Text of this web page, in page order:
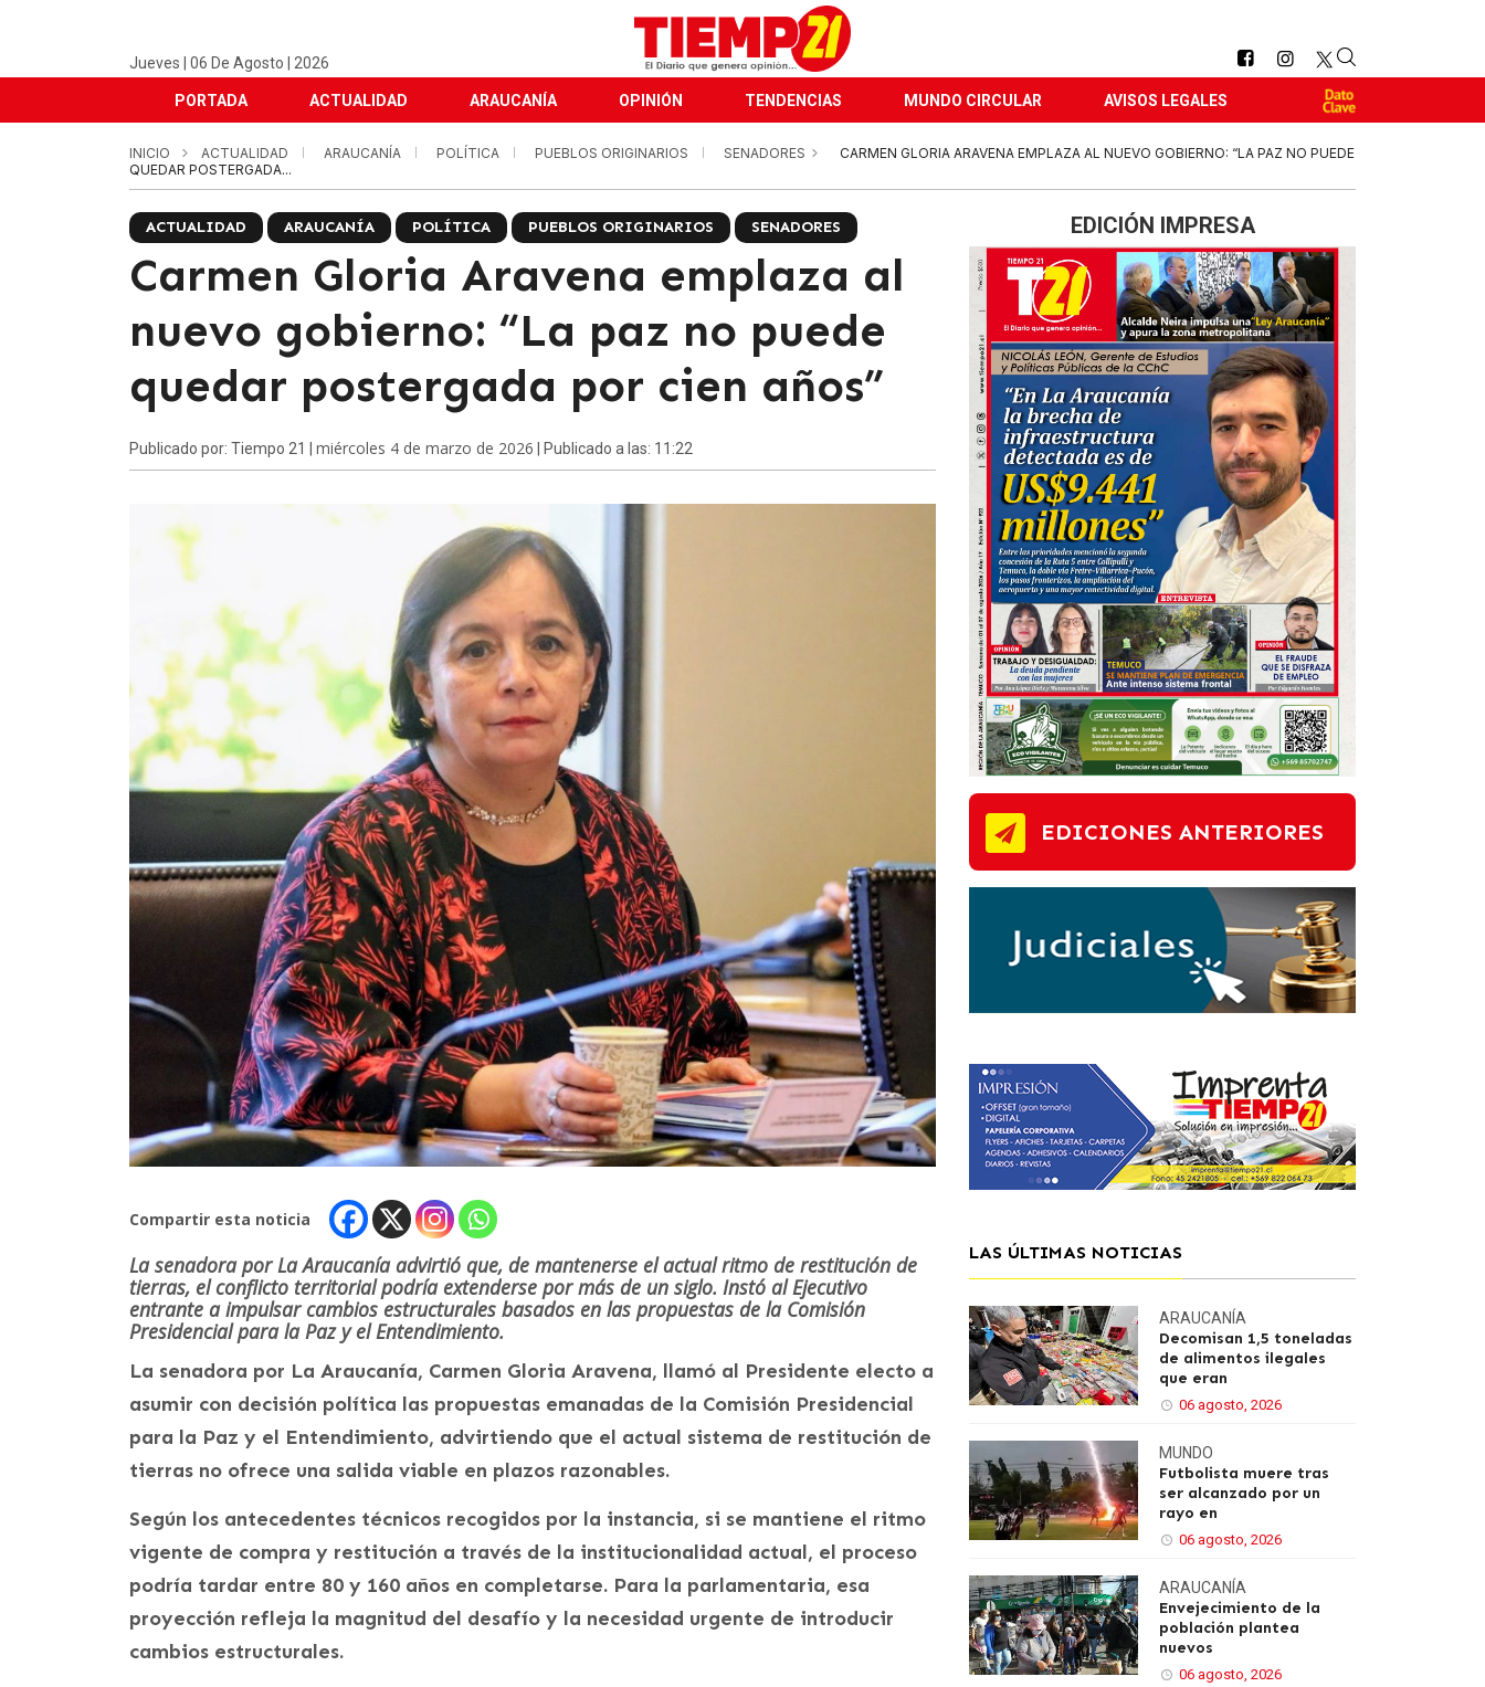
Jueves | 06 De Agosto | 2026
PORTADA ACTUALIDAD ARAUCANÍA OPINIÓN TENDENCIAS MUNDO CIRCULAR AVISOS LEGALES
INICIO ACTUALIDAD ARAUCANÍA POLÍTICA PUEBLOS ORIGINARIOS SENADORES
CARMEN GLORIA ARAVENA EMPLAZA AL NUEVO GOBIERNO: “LA PAZ NO PUEDE
QUEDAR POSTERGADA...
ACTUALIDAD ARAUCANÍA POLÍTICA PUEBLOS ORIGINARIOS SENADORES
Carmen Gloria Aravena emplaza al
nuevo gobierno: “La paz no puede
quedar postergada por cien años”
Publicado por: Tiempo 21 | miércoles 4 de marzo de 2026 | Publicado a las: 11:22
Compartir esta noticia
La senadora por La Araucanía advirtió que, de mantenerse el actual ritmo de restitución de
tierras, el conflicto territorial podría extenderse por más de un siglo. Instó al Ejecutivo
entrante a impulsar cambios estructurales basados en las propuestas de la Comisión
Presidencial para la Paz y el Entendimiento.
La senadora por La Araucanía, Carmen Gloria Aravena, llamó al Presidente electo a
asumir con decisión política las propuestas emanadas de la Comisión Presidencial
para la Paz y el Entendimiento, advirtiendo que el actual sistema de restitución de
tierras no ofrece una salida viable en plazos razonables.
Según los antecedentes técnicos recogidos por la instancia, si se mantiene el ritmo
vigente de compra y restitución a través de la institucionalidad actual, el proceso
podría tardar entre 80 y 160 años en completarse. Para la parlamentaria, esa
proyección refleja la magnitud del desafío y la necesidad urgente de introducir
cambios estructurales.
EDICIÓN IMPRESA
EDICIONES ANTERIORES
LAS ÚLTIMAS NOTICIAS
ARAUCANÍA
Decomisan 1,5 toneladas
de alimentos ilegales
que eran
06 agosto, 2026
MUNDO
Futbolista muere tras
ser alcanzado por un
rayo en
06 agosto, 2026
ARAUCANÍA
Envejecimiento de la
población plantea
nuevos
06 agosto, 2026